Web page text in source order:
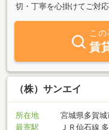
切・丁寧を心掛けてご対
こ
賃
（株）サンエイ
所在地
宮城県多賀城
最寄駅
ＪＲ仙石線